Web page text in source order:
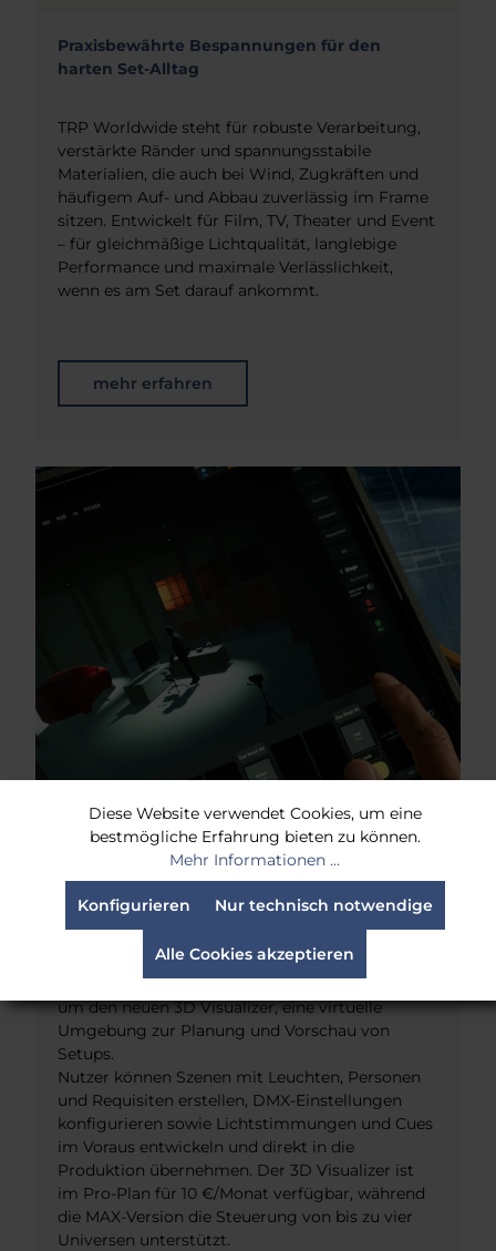
Praxisbewährte Bespannungen für den
harten Set-Alltag
TRP Worldwide steht für robuste Verarbeitung,
verstärkte Ränder und spannungsstabile
Materialien, die auch bei Wind, Zugkräften und
häufigem Auf- und Abbau zuverlässig im Frame
sitzen. Entwickelt für Film, TV, Theater und Event
– für gleichmäßige Lichtqualität, langlebige
Performance und maximale Verlässlichkeit,
wenn es am Set darauf ankommt.
mehr erfahren
Sidus Link Pro 2.3 Update
Sidus Link Pro 2.3 erweitert die Lichtsteuerung
um den neuen 3D Visualizer, eine virtuelle
Umgebung zur Planung und Vorschau von
Setups.
Nutzer können Szenen mit Leuchten, Personen
und Requisiten erstellen, DMX-Einstellungen
konfigurieren sowie Lichtstimmungen und Cues
im Voraus entwickeln und direkt in die
Produktion übernehmen. Der 3D Visualizer ist
im Pro-Plan für 10 €/Monat verfügbar, während
die MAX-Version die Steuerung von bis zu vier
Universen unterstützt.
Diese Website verwendet Cookies, um eine
bestmögliche Erfahrung bieten zu können.
Mehr Informationen ...
Nur technisch notwendige
Konfigurieren
Alle Cookies akzeptieren